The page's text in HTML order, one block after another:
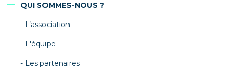
QUI SOMMES-NOUS ?
L’association
L'équipe
Les partenaires